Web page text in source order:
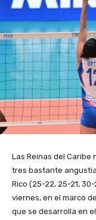
Las Reinas del Caribe
tres bastante
Rico (25-22, 25-21,
viernes, en el marco
que se desarrolla en